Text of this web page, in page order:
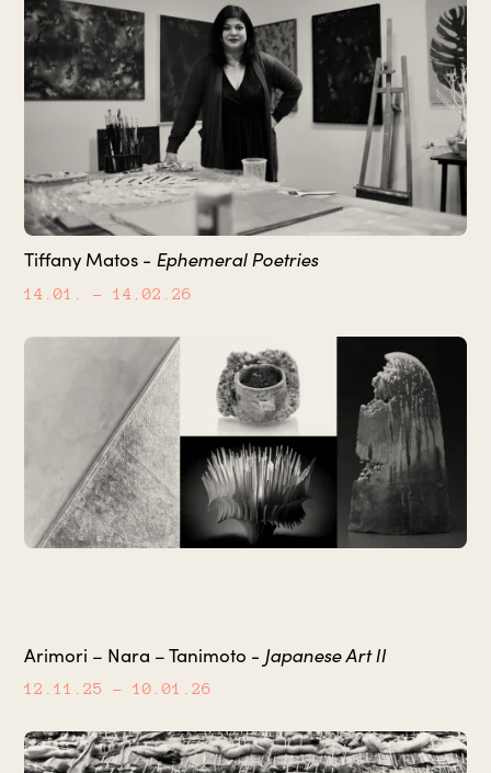
Tiffany Matos - Ephemeral Poetries
14.01. – 14.02.26
Arimori – Nara – Tanimoto - Japanese Art II
12.11.25 – 10.01.26